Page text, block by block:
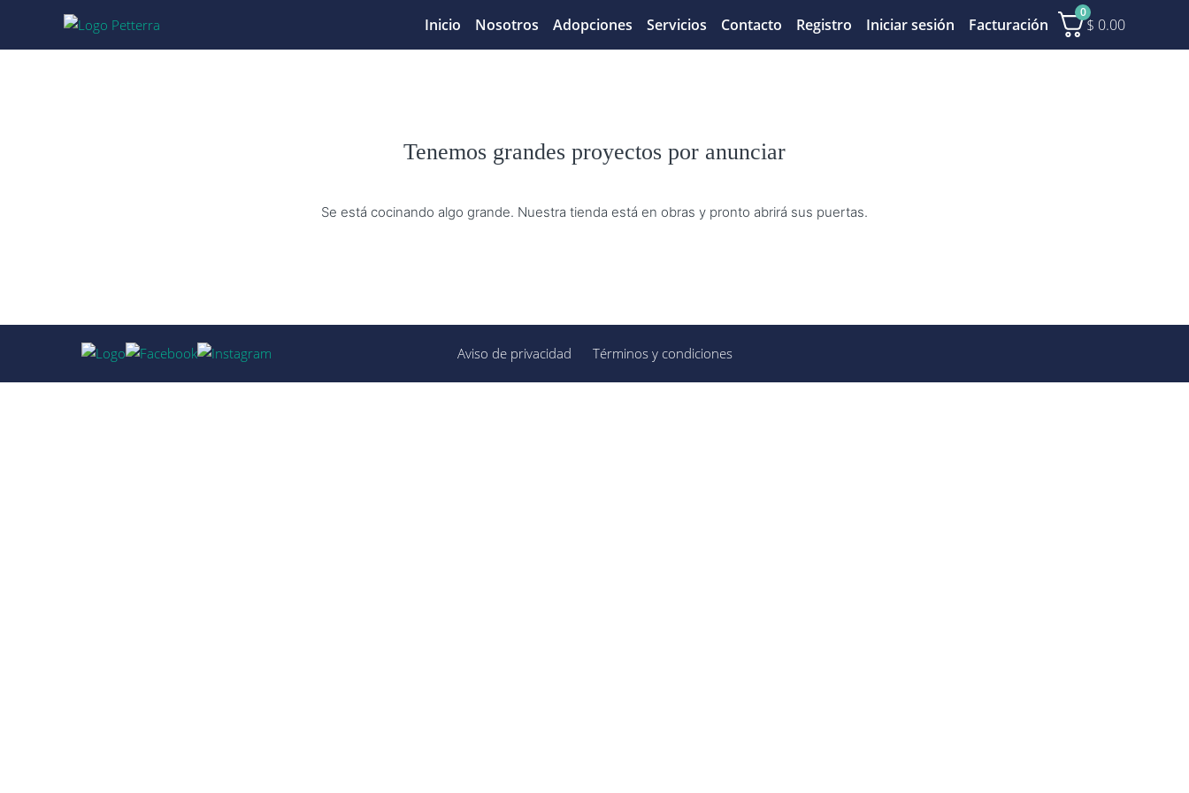
Inicio Nosotros Adopciones Servicios Contacto Registro Iniciar sesión Facturación
0
$ 0.00
Tenemos grandes proyectos por anunciar
Se está cocinando algo grande. Nuestra tienda está en obras y pronto abrirá sus puertas.
Aviso de privacidad Términos y condiciones